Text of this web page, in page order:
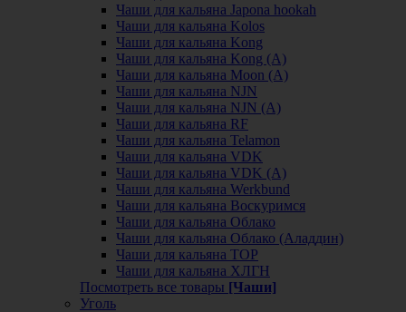
Чаши для кальяна Japona hookah
Чаши для кальяна Kolos
Чаши для кальяна Kong
Чаши для кальяна Kong (A)
Чаши для кальяна Moon (А)
Чаши для кальяна NJN
Чаши для кальяна NJN (А)
Чаши для кальяна RF
Чаши для кальяна Telamon
Чаши для кальяна VDK
Чаши для кальяна VDK (А)
Чаши для кальяна Werkbund
Чаши для кальяна Воскуримся
Чаши для кальяна Облако
Чаши для кальяна Облако (Аладдин)
Чаши для кальяна ТОР
Чаши для кальяна ХЛГН
Посмотреть все товары [Чаши]
Уголь